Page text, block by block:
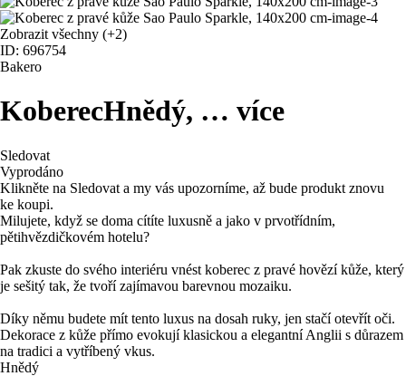
Zobrazit všechny (+2)
ID: 696754
Bakero
KoberecHnědý, … více
Sledovat
Vyprodáno
Klikněte na Sledovat a my vás upozorníme, až bude produkt znovu
ke koupi.
Milujete, když se doma cítíte luxusně a jako v prvotřídním,
pětihvězdičkovém hotelu?
Pak zkuste do svého interiéru vnést koberec z pravé hovězí kůže, který
je sešitý tak, že tvoří zajímavou barevnou mozaiku.
Díky němu budete mít tento luxus na dosah ruky, jen stačí otevřít oči.
Dekorace z kůže přímo evokují klasickou a elegantní Anglii s důrazem
na tradici a vytříbený vkus.
Hnědý